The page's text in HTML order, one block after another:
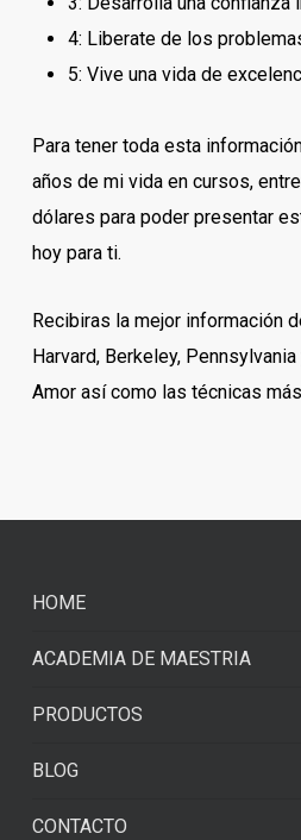
4: Liberate de los
5: Vive una vida de
Para tener toda esta
años de mi vida en cursos,
dólares para poder presentar
hoy para ti.
Recibiras la mejor información
Harvard, Berkeley,
Amor así como las técnicas
HOME
ACADEMIA DE MAESTRIA
PRODUCTOS
BLOG
CONTACTO